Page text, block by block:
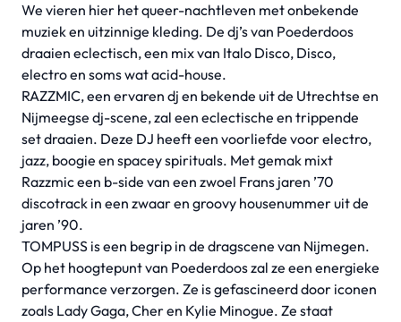
We vieren hier het queer-nachtleven met onbekende
muziek en uitzinnige kleding. De dj’s van Poederdoos
draaien eclectisch, een mix van Italo Disco, Disco,
electro en soms wat acid-house.
RAZZMIC, een ervaren dj en bekende uit de Utrechtse en
Nijmeegse dj-scene, zal een eclectische en trippende
set draaien. Deze DJ heeft een voorliefde voor electro,
jazz, boogie en spacey spirituals. Met gemak mixt
Razzmic een b-side van een zwoel Frans jaren ’70
discotrack in een zwaar en groovy housenummer uit de
jaren ’90.
TOMPUSS is een begrip in de dragscene van Nijmegen.
Op het hoogtepunt van Poederdoos zal ze een energieke
performance verzorgen. Ze is gefascineerd door iconen
zoals Lady Gaga, Cher en Kylie Minogue. Ze staat